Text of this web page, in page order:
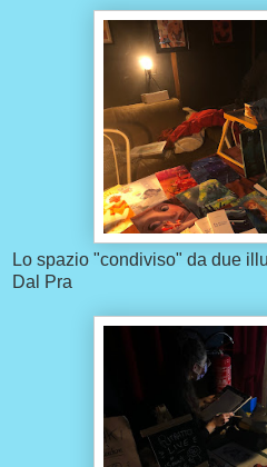
Lo spazio "condiviso" da due
Dal Pra